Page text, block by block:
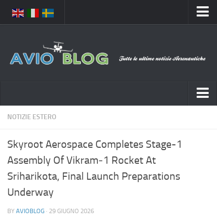
Chi Siamo
Contatti
Pubblicità
Disclaimer
Feed
Prenota Voli
Notizie Italia
Aeronautica Militare
Aeroporti
Compagnie Aeree
Forze Aeree
Incidenti e inconvenienti aerei
NOTIZIE ESTERO
Skyroot Aerospace Completes Stage-1
Assembly Of Vikram‑1 Rocket At
Sriharikota, Final Launch Preparations
Underway
BY AVIOBLOG · 29 GIUGNO 2026